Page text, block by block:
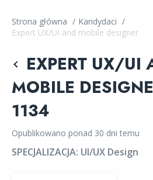
Strona główna / Kandydaci /
Expert UX/UI and mobile designer
EXPERT UX/UI
MOBILE
1134
Opublikowano ponad 30 dni temu
SPECJALIZACJA: UI/UX Design